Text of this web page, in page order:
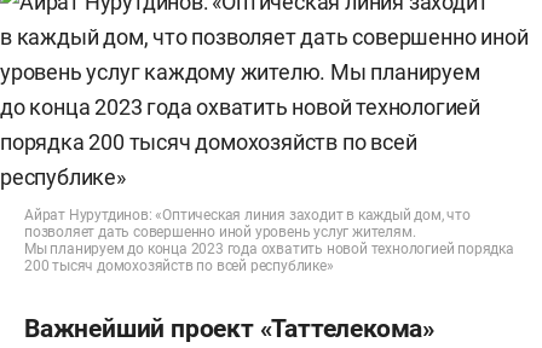
Айрат Нурутдинов: «Оптическая линия заходит в каждый дом, что
позволяет дать совершенно иной уровень услуг жителям.
Мы планируем до конца 2023 года охватить новой технологией порядка
200 тысяч домохозяйств по всей республике»
Важнейший проект «Таттелекома»